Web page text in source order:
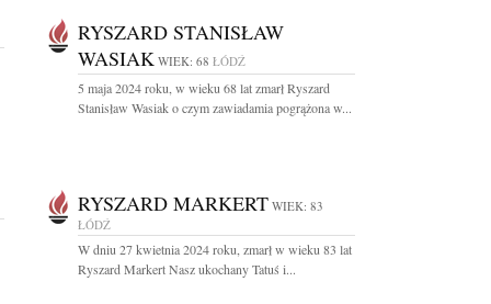
RYSZARD STANISŁAW
WASIAK WIEK: 68 ŁÓDŹ
5 maja 2024 roku, w wieku 68 lat zmarł Ryszard
Stanisław Wasiak o czym zawiadamia pogrążona w...
RYSZARD MARKERT WIEK: 83
ŁÓDŹ
W dniu 27 kwietnia 2024 roku, zmarł w wieku 83 lat
Ryszard Markert Nasz ukochany Tatuś i...